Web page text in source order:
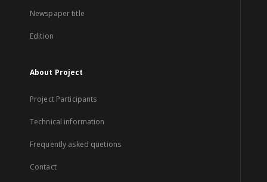
Newspaper title
Edition
About Project
Project Participants
Technical information
Frequently asked quetions
Contact